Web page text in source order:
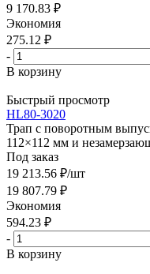
9 170.83 ₽
Экономия
275.12 ₽
-
В корзину
Быстрый просмотр
HL80-3020
Трап с поворотным
112×112 мм и
Под заказ
19 213.56 ₽/шт
19 807.79 ₽
Экономия
594.23 ₽
-
В корзину